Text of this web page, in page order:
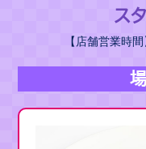
ス
【店舗営業時